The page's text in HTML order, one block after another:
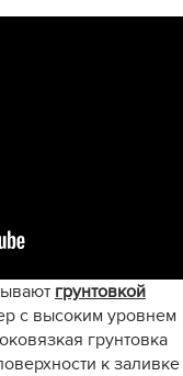
грунтовкой
с высоким уровнем
грунтовка
к заливке